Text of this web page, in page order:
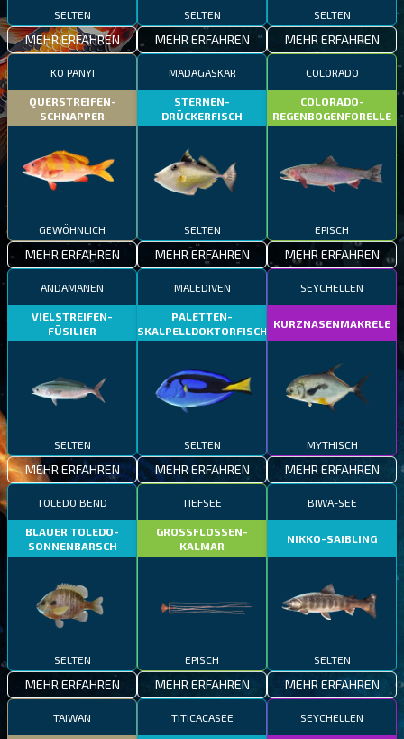
SELTEN
MEHR ERFAHREN
SELTEN
MEHR ERFAHREN
SELTEN
MEHR ERFAHREN
KO PANYI
QUERSTREIFEN-
SCHNAPPER
GEWÖHNLICH
MEHR ERFAHREN
MADAGASKAR
STERNEN-
DRÜCKERFISCH
SELTEN
MEHR ERFAHREN
COLORADO
COLORADO-
REGENBOGENFORELLE
EPISCH
MEHR ERFAHREN
ANDAMANEN
VIELSTREIFEN-
FÜSILIER
SELTEN
MEHR ERFAHREN
MALEDIVEN
PALETTEN-
SKALPELLDOKTORFISCH
SELTEN
MEHR ERFAHREN
SEYCHELLEN
KURZNASENMAKRELE
MYTHISCH
MEHR ERFAHREN
TOLEDO BEND
BLAUER TOLEDO-
SONNENBARSCH
SELTEN
MEHR ERFAHREN
TIEFSEE
GROSSFLOSSEN-
KALMAR
EPISCH
MEHR ERFAHREN
BIWA-SEE
NIKKO-SAIBLING
SELTEN
MEHR ERFAHREN
TAIWAN TITICACASEE SEYCHELLEN